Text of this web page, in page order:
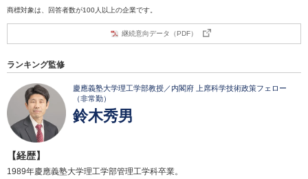
商標対象は、回答者数が100人以上の企業です。
継続意向データ（PDF）
ランキング監修
慶應義塾大学理工学部教授／内閣府 上席科学技術政策フェロー
（非常勤）
鈴木秀男
【経歴】
1989年慶應義塾大学理工学部管理工学科卒業。